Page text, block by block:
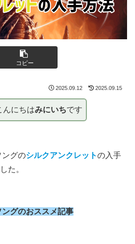
コピー
2025.09.12 2025.09.15
んにちはみにいちです
ングのシルクアンクレットの入手
た。
グのおススメ記事